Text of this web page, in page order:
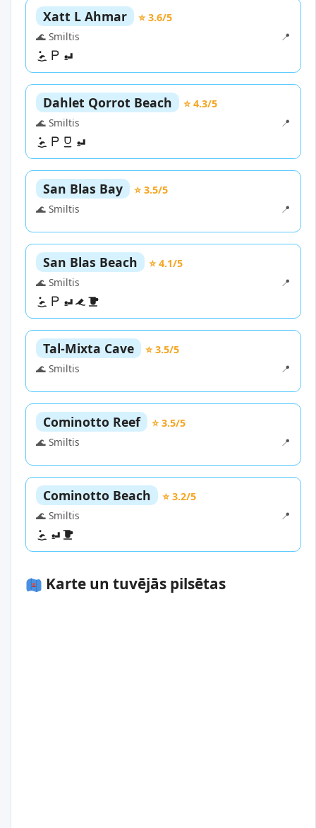
Xatt L Ahmar
⭐ 3.6/5
🌊 Smiltis
📍
Dahlet Qorrot Beach
⭐ 4.3/5
🌊 Smiltis
📍
San Blas Bay
⭐ 3.5/5
🌊 Smiltis
📍
San Blas Beach
⭐ 4.1/5
🌊 Smiltis
📍
Tal-Mixta Cave
⭐ 3.5/5
🌊 Smiltis
📍
Cominotto Reef
⭐ 3.5/5
🌊 Smiltis
📍
Cominotto Beach
⭐ 3.2/5
🌊 Smiltis
📍
Karte un tuvējās pilsētas